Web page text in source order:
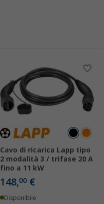
Cavo di ricarica Lapp tipo
2 modalità 3 / trifase 20 A
fino a 11 kW
148,00 €
Disponibile